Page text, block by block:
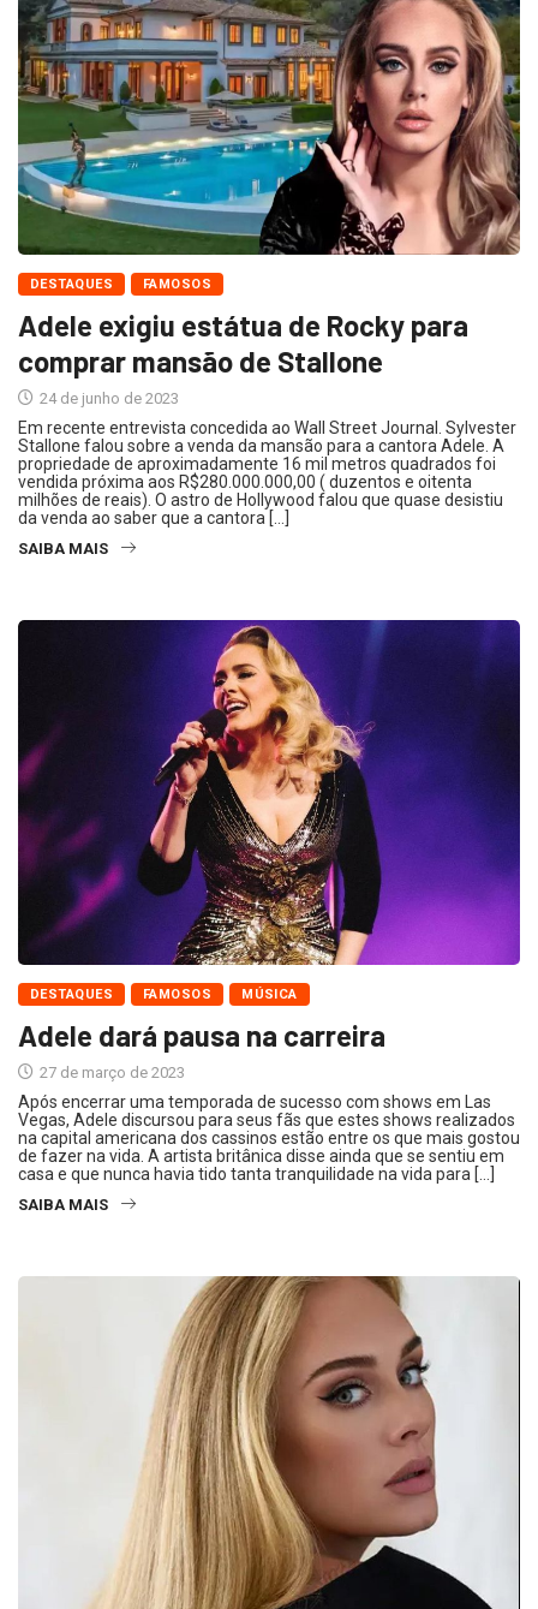
DESTAQUES FAMOSOS
Adele exigiu estátua de Rocky para
comprar mansão de Stallone
24 de junho de 2023
Em recente entrevista concedida ao Wall Street Journal. Sylvester
Stallone falou sobre a venda da mansão para a cantora Adele. A
propriedade de aproximadamente 16 mil metros quadrados foi
vendida próxima aos R$280.000.000,00 ( duzentos e oitenta
milhões de reais). O astro de Hollywood falou que quase desistiu
da venda ao saber que a cantora […]
SAIBA MAIS
DESTAQUES FAMOSOS MÚSICA
Adele dará pausa na carreira
27 de março de 2023
Após encerrar uma temporada de sucesso com shows em Las
Vegas, Adele discursou para seus fãs que estes shows realizados
na capital americana dos cassinos estão entre os que mais gostou
de fazer na vida. A artista britânica disse ainda que se sentiu em
casa e que nunca havia tido tanta tranquilidade na vida para […]
SAIBA MAIS